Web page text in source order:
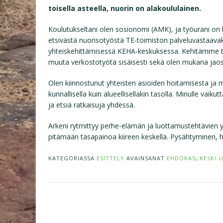
toisella asteella, nuorin on alakoululainen.
Koulutukseltani olen sosionomi (AMK), ja työurani
etsivästä nuorisotyöstä TE-toimiston
yhteiskehittämisessä KEHA-keskuksessa.
muuta verkostotyötä sisäisesti sekä olen mukana
Olen kiinnostunut yhteisten asioiden hoitamisesta ja
kunnallisella kuin alueellisellakin tasolla. Minulle
ja etsiä ratkaisuja yhdessä.
Arkeni rytmittyy perhe-elämän ja luottamustehtävien
pitämään tasapainoa kiireen keskellä.
KATEGORIASSA ESITTELY AVAINSANAT EHDOKAS, KESKI-